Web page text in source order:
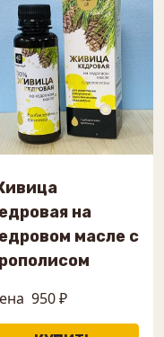
на
масле с
950 ₽